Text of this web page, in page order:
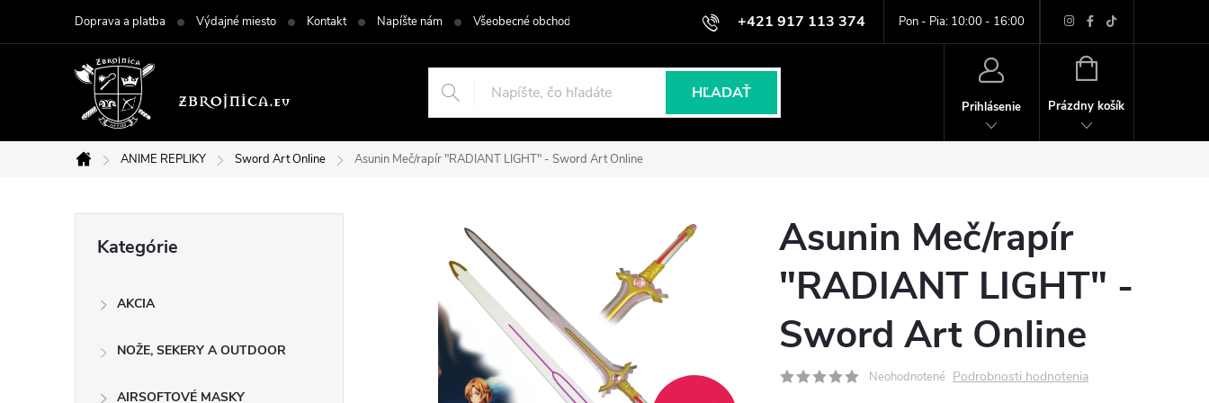
+421 917 113 374 Pon - Pia: 10:00 - 16:00
Doprava a platba Výdajné miesto Kontakt Napíšte nám Všeobecné obchodné podmienky Podmienky ochrany osobných údajov
HĽADAŤ
Prihlásenie
NÁKUPNÝ
Prázdny košík
Domov
ANIME REPLIKY Sword Art Online Asunin Meč/rapír "RADIANT LIGHT" - Sword Art Online
kategórie
Kategórie
AKCIA
NOŽE, SEKERY A OUTDOOR
AIRSOFTOVÉ MASKY
Asunin Meč/rapír
"RADIANT LIGHT" -
Sword Art Online
Neohodnotené Podrobnosti hodnotenia